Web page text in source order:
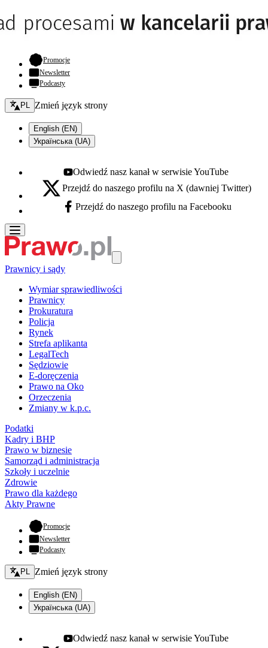
Promocje- otwiera się w nowej karcie
Newsletter
Podcasty
Zmień język - bieżący:
PL Zmień język strony
English (EN)
Українська (UA)
Youtube - otwiera się w nowej karcie
Odwiedź nasz kanał w serwisie YouTube
X - otwiera się w nowej karcie
Przejdź do naszego profilu na X (dawniej Twitter)
Facebook - otwiera się w nowej karcie
Przejdź do naszego profilu na Facebooku
Prawnicy i sądy
Wymiar sprawiedliwości
Prawnicy
Prokuratura
Policja
Rynek
Strefa aplikanta
LegalTech
Sędziowie
E-doręczenia
Prawo na Oko
Orzeczenia
Zmiany w k.p.c.
Podatki
Kadry i BHP
Prawo w biznesie
Samorząd i administracja
Szkoły i uczelnie
Zdrowie
Prawo dla każdego
Akty Prawne
Promocje- otwiera się w nowej karcie
Newsletter
Podcasty
Zmień język - bieżący:
PL Zmień język strony
English (EN)
Українська (UA)
Youtube - otwiera się w nowej karcie
Odwiedź nasz kanał w serwisie YouTube